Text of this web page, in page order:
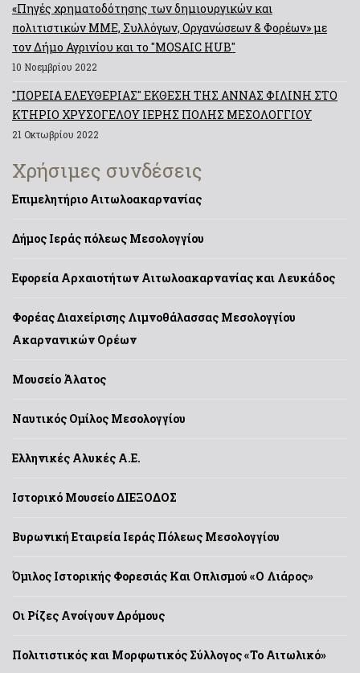
«Πηγές χρηματοδότησης των δημιουργικών και
πολιτιστικών ΜΜΕ, Συλλόγων, Οργανώσεων & Φορέων» με
τον Δήμο Αγρινίου και το "MOSAIC HUB"
10 Νοεμβρίου 2022
"ΠΟΡΕΙΑ ΕΛΕΥΘΕΡΙΑΣ" ΕΚΘΕΣΗ ΤΗΣ ΑΝΝΑΣ ΦΙΛΙΝΗ ΣΤΟ
ΚΤΗΡΙΟ ΧΡΥΣΟΓΕΛΟΥ ΙΕΡΗΣ ΠΟΛΗΣ ΜΕΣΟΛΟΓΓΙΟΥ
21 Οκτωβρίου 2022
Χρήσιμες συνδέσεις
Επιμελητήριο Αιτωλοακαρνανίας
Δήμος Ιεράς πόλεως Μεσολογγίου
Εφορεία Αρχαιοτήτων Αιτωλοακαρνανίας και Λευκάδος
Φορέας Διαχείρισης Λιμνοθάλασσας Μεσολογγίου
Ακαρνανικών Ορέων
Μουσείο Άλατος
Ναυτικός Ομίλος Μεσολογγίου
Ελληνικές Αλυκές Α.Ε.
Ιστορικό Μουσείο ΔΙΕΞΟΔΟΣ
Βυρωνική Εταιρεία Ιεράς Πόλεως Μεσολογγίου
Όμιλος Ιστορικής Φορεσιάς Και Οπλισμού «Ο Λιάρος»
Οι Ρίζες Ανοίγουν Δρόμους
Πολιτιστικός και Μορφωτικός Σύλλογος «Το Αιτωλικό»